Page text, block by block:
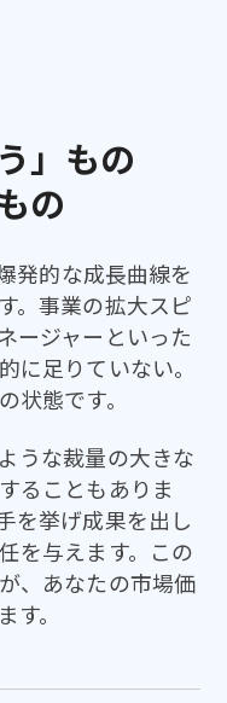
」もの
の
発的な成長曲線を
。事業の拡大スピ
ージャーといった
に足りていない。
状態です。
うな裁量の大きな
ることもありま
を挙げ成果を出し
を与えます。この
、あなたの市場価
。